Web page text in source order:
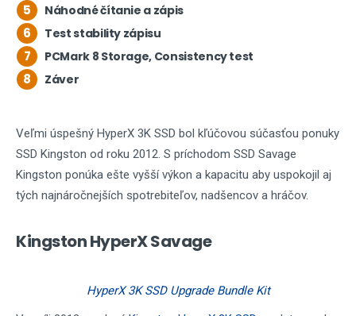
5 Náhodné čítanie a zápis
6 Test stability zápisu
7 PCMark 8 Storage, Consistency test
8 Záver
Veľmi úspešný HyperX 3K SSD bol kľúčovou súčasťou ponuky
SSD Kingston od roku 2012. S príchodom SSD Savage
Kingston ponúka ešte vyšší výkon a kapacitu aby uspokojil aj
tých najnáročnejších spotrebiteľov, nadšencov a hráčov.
Kingston HyperX Savage
HyperX 3K SSD Upgrade Bundle Kit